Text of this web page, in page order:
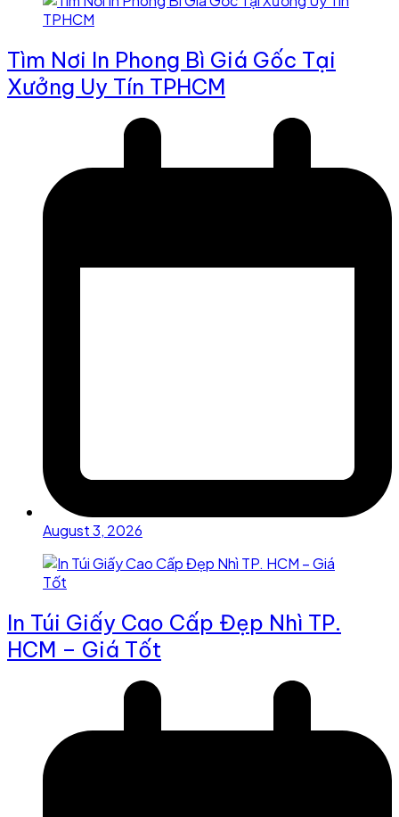
Tìm Nơi In Phong Bì Giá Gốc Tại
Xưởng Uy Tín TPHCM
August 3, 2026
In Túi Giấy Cao Cấp Đẹp Nhì TP.
HCM – Giá Tốt